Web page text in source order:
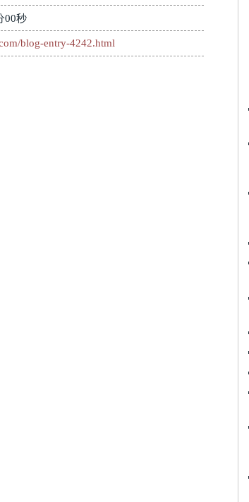
00秒
blog-entry-4242.html